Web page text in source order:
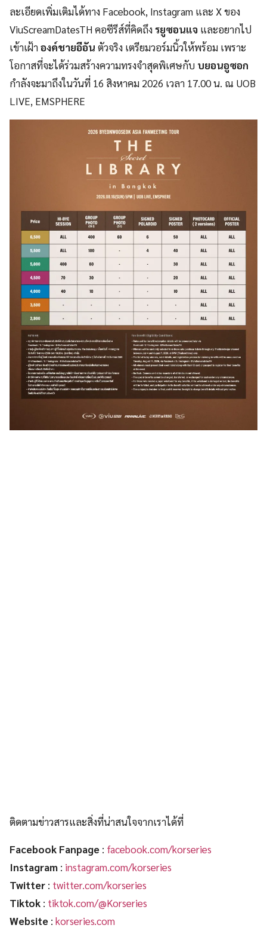
ละเอียดเพิ่มเติมได้ทาง Facebook, Instagram และ X ของ
ViuScreamDatesTH คอซีรีส์ที่คิดถึงรยูซอนแจ และอยากไป
เข้าเฝ้าองค์ชายอีอัน ตัวจริง เตรียมวอร์มนิ้วให้พร้อม เพราะ
โอกาสที่จะได้ร่วมสร้างความทรงจำสุดพิเศษกับ บยอนอูซอก
กำลังจะมาถึงในวันที่ 16 สิงหาคม 2026 เวลา 17.00 น. ณ UOB
LIVE, EMSPHERE
ติดตามข่าวสารและสิ่งที่น่าสนใจจากเราได้ที่
Facebook Fanpage : facebook.com/korseries
Instagram : instagram.com/korseries
Twitter : twitter.com/korseries
Tiktok : tiktok.com/@Korseries
Website : korseries.com